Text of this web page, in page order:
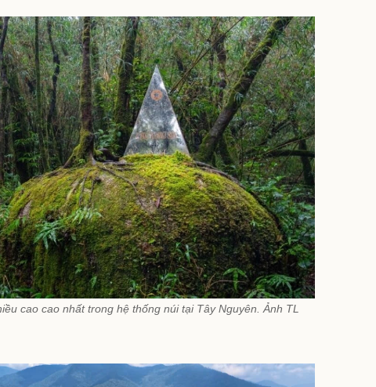
cao cao nhất trong hệ thống núi tại Tây Nguyên. Ảnh TL